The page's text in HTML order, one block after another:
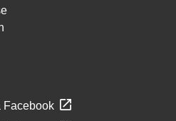
Facebook